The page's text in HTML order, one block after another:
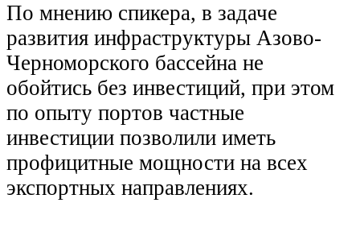
По мнению спикера, в задаче
развития инфраструктуры Азово-
Черноморского бассейна не
обойтись без инвестиций, при этом
по опыту портов частные
инвестиции позволили иметь
профицитные мощности на всех
экспортных направлениях.